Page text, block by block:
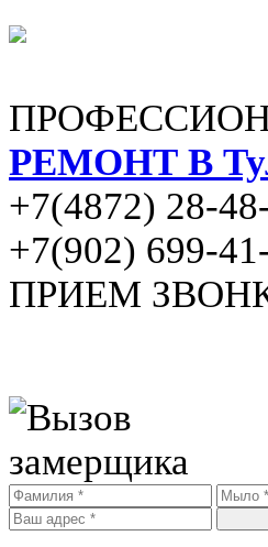
РЕМОНТ В
+7(4872) 28-
+7(902) 699-
ПРИЕМ